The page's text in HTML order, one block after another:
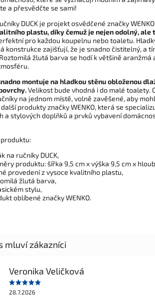
a přesvědčte se sami!
DUCK je projekt osvědčené značky
plastu, díky čemuž je nejen odolný, ale
pro každou koupelnu nebo toaletu.
konstrukce zajišťují, že je snadno čistitelný, a
žlutá barva se hodí k většině aranžmá
montuje na hladkou stěnu obloženou
Velikost bude vhodná i do malé toalety.
na jednom místě, volně zavěšené, aby
produkty značky WENKO, která se
a stylových doplňků a prvků vybavení
na ručníky DUCK,
produktu: šířka 9,5 cm x výška 9,5 cm x
provedení z vysoce kvalitního plastu,
žlutá barva,
stylu,
oblíbené značky WENKO.
Veronika Veličková
28.7.2026